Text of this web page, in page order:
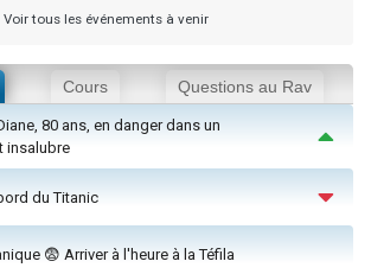
Voir tous les événements à venir
Cours Questions au Rav
80 ans, en danger dans un
insalubre
du Titanic
😨 Arriver à l'heure à la Téfila